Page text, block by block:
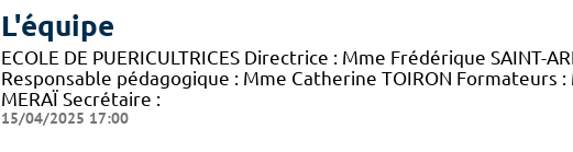
L'équipe
ECOLE DE PUERICULTRICES Directrice : Mme Frédérique SAINT-
Responsable pédagogique : Mme Catherine TOIRON Formateurs
MERAÏ Secrétaire :
15/04/2025 17:00